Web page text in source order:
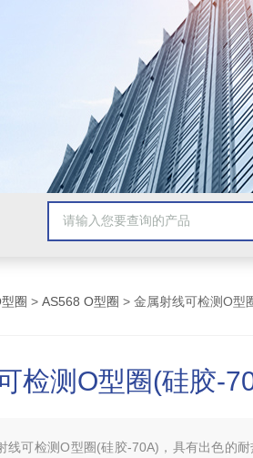
圈 > AS568 O型圈 > 金属射线可检测O型
检测O型圈(硅胶-
线可检测O型圈(硅胶-70A)，具有出色的耐